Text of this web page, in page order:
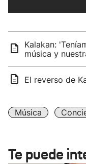
Kalakan:
música y
El reverso de
Música
Te puede